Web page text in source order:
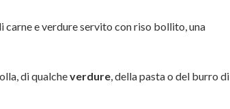
carne e verdure servito con riso bollito, una
di qualcheverdure, della pasta o del burro di